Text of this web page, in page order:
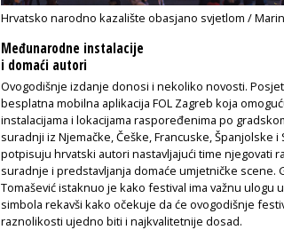
Hrvatsko narodno kazalište obasjano svjetlom /
Međunarodne instalacije
i domaći autori
Ovogodišnje izdanje donosi i nekoliko novosti.
besplatna mobilna aplikacija FOL Zagreb koja
instalacijama i lokacijama raspoređenima po
suradnji iz Njemačke, Češke, Francuske, Španjolske
potpisuju hrvatski autori nastavljajući time njegovati
suradnje i predstavljanja domaće umjetničke scene.
Tomašević istaknuo je kako festival ima važnu ulogu
simbola rekavši kako očekuje da će ovogodišnje
raznolikosti ujedno biti i najkvalitetnije dosad.